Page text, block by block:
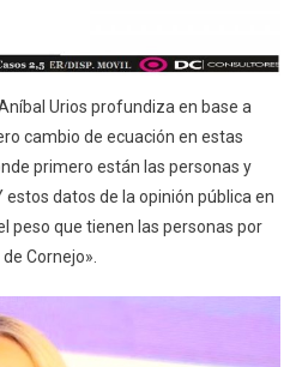
Urios profundiza en base a
cambio de ecuación en estas
primero están las personas y
estos datos de la opinión pública en
peso que tienen las personas por
Cornejo».